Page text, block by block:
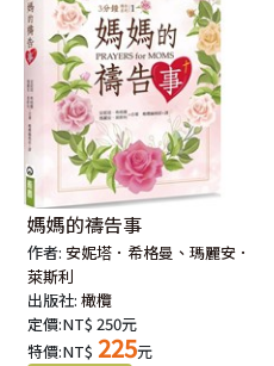
媽媽的禱告事
作者:安妮塔．希格曼、瑪麗安．
萊斯利
出版社:橄欖
定價:NT$ 250元
特價:NT$ 225元